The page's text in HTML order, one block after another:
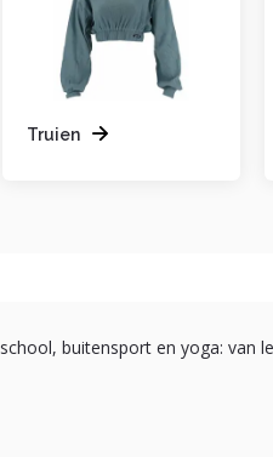
Truien
buitensport en yoga: van